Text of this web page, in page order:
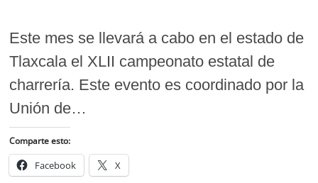
Este mes se llevará a cabo en el estado de
Tlaxcala el XLII campeonato estatal de
charrería. Este evento es coordinado por la
Unión de…
Comparte esto:
Facebook X